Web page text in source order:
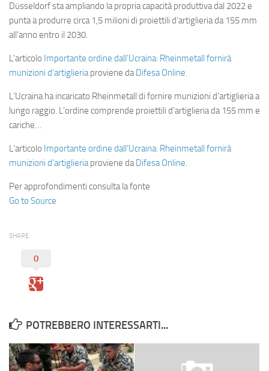
Düsseldorf sta ampliando la propria capacità produttiva dal 2022 e
punta a produrre circa 1,5 milioni di proiettili d’artiglieria da 155 mm
all’anno entro il 2030.
L’articolo Importante ordine dall’Ucraina: Rheinmetall fornirà
munizioni d’artiglieriaproviene daDifesa Online.
L’Ucraina ha incaricato Rheinmetall di fornire munizioni d’artiglieria a
lungo raggio. L’ordine comprende proiettili d’artiglieria da 155 mm e
cariche…
L’articolo Importante ordine dall’Ucraina: Rheinmetall fornirà
munizioni d’artiglieriaproviene daDifesa Online.
Per approfondimenti consulta la fonte
Go to Source
SHARE
0
POTREBBERO INTERESSARTI...